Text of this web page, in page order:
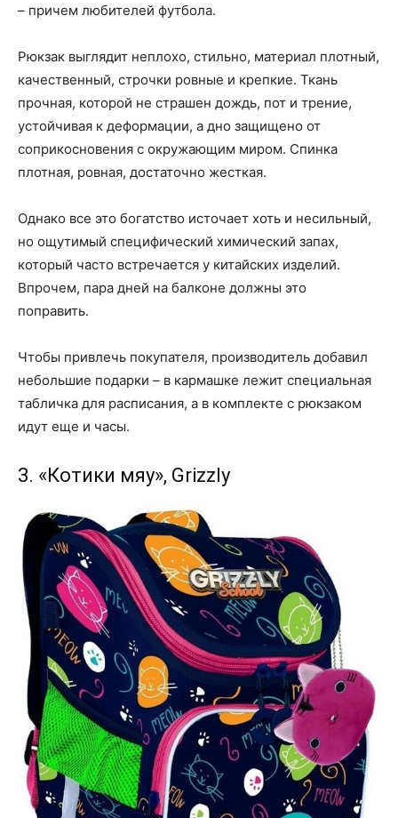
– причем любителей футбола.
Рюкзак выглядит неплохо, стильно, материал плотный,
качественный, строчки ровные и крепкие. Ткань
прочная, которой не страшен дождь, пот и трение,
устойчивая к деформации, а дно защищено от
соприкосновения с окружающим миром. Спинка
плотная, ровная, достаточно жесткая.
Однако все это богатство источает хоть и несильный,
но ощутимый специфический химический запах,
который часто встречается у китайских изделий.
Впрочем, пара дней на балконе должны это
поправить.
Чтобы привлечь покупателя, производитель добавил
небольшие подарки – в кармашке лежит специальная
табличка для расписания, а в комплекте с рюкзаком
идут еще и часы.
3. «Котики мяу», Grizzly